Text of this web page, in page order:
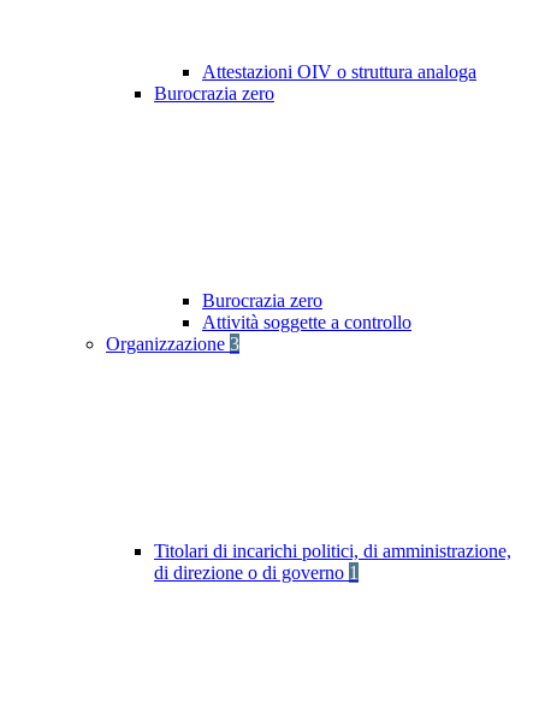
Attestazioni OIV o struttura analoga
Burocrazia zero
Burocrazia zero
Attività soggette a controllo
Organizzazione 3
Titolari di incarichi politici, di amministrazione,
di direzione o di governo 1